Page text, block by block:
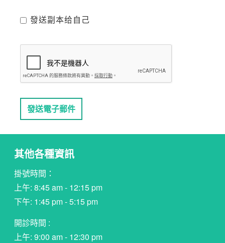
發送副本给自己
發送電子郵件
其他各種資訊
掛號時間：
上午: 8:45 am - 12:15 pm
下午: 1:45 pm - 5:15 pm
開診時間 :
上午: 9:00 am - 12:30 pm